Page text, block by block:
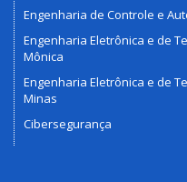
Engenharia de Controle e
Engenharia Eletrônica e de
Mônica
Engenharia Eletrônica e de
Minas
Cibersegurança